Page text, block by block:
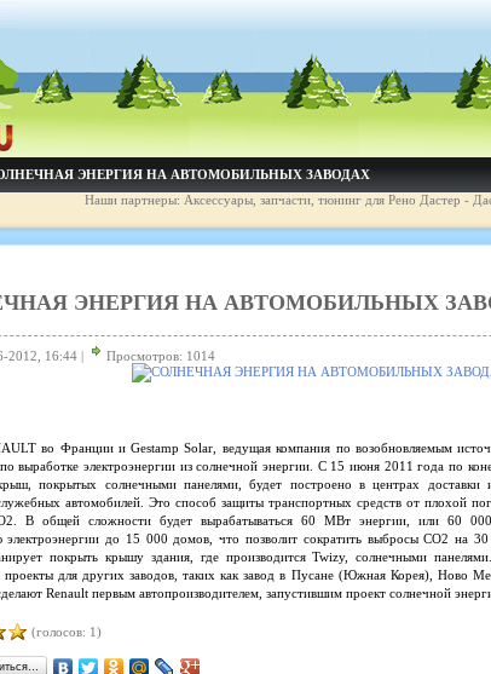
ЭНЕРГИЯ НА АВТОМОБИЛЬНЫХ ЗАВОДАХ
Наши партнеры: Аксессуары, запчасти, тюнинг для Рено Дастер -
ЭНЕРГИЯ НА АВТОМОБИЛЬНЫХ
2012, 16:44 | Просмотров: 1014
во Франции и Gestamp Solar, ведущая компания по возобновляемым
выработке электроэнергии из солнечной энергии. С 15 июня 2011 года по
покрытых солнечными панелями, будет построено в центрах доставки
автомобилей. Это способ защиты транспортных средств от плохой
В общей сложности будет вырабатываться 60 МВт энергии, или 60
электроэнергии до 15 000 домов, что позволит сократить выбросы CO2 на
покрыть крышу здания, где производится Twizy, солнечными
проекты для других заводов, таких как завод в Пусане (Южная Корея), Ново
Renault первым автопроизводителем, запустившим проект солнечной
(голосов: 1)